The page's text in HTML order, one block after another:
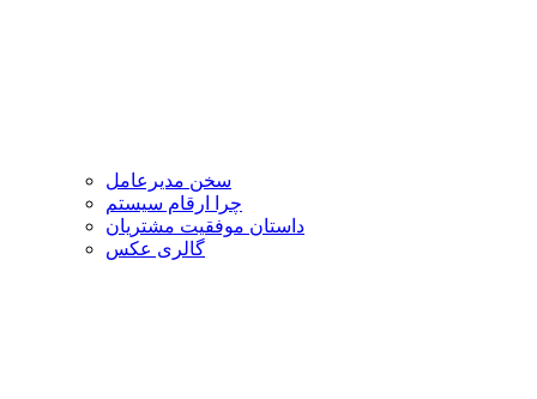
سخن مدیرعامل
چرا ارقام سیستم
داستان موفقیت مشتریان
گالری عکس